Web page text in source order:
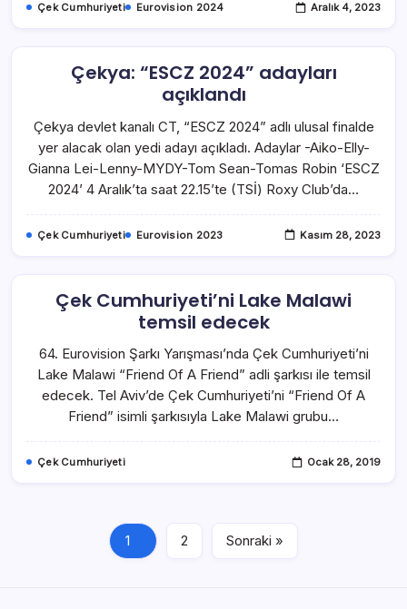
Çek Cumhuriyeti Eurovision 2024 Aralık 4, 2023
Çekya: “ESCZ 2024” adayları
açıklandı
Çekya devlet kanalı CT, “ESCZ 2024” adlı ulusal finalde
yer alacak olan yedi adayı açıkladı. Adaylar -Aiko-Elly-
Gianna Lei-Lenny-MYDY-Tom Sean-Tomas Robin ‘ESCZ
2024’ 4 Aralık’ta saat 22.15’te (TSİ) Roxy Club’da…
Çek Cumhuriyeti Eurovision 2023 Kasım 28, 2023
Çek Cumhuriyeti’ni Lake Malawi
temsil edecek
64. Eurovision Şarkı Yarışması’nda Çek Cumhuriyeti’ni
Lake Malawi “Friend Of A Friend” adli şarkısı ile temsil
edecek. Tel Aviv’de Çek Cumhuriyeti’ni “Friend Of A
Friend” isimli şarkısıyla Lake Malawi grubu…
Çek Cumhuriyeti Ocak 28, 2019
1 2 Sonraki »